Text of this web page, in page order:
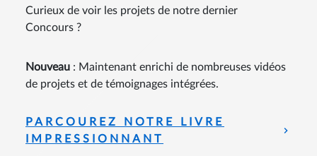
Curieux de voir les projets de notre dernier
Concours ?
Nouveau : Maintenant enrichi de nombreuses vidéos
de projets et de témoignages intégrées.
PARCOUREZ NOTRE LIVRE
IMPRESSIONNANT